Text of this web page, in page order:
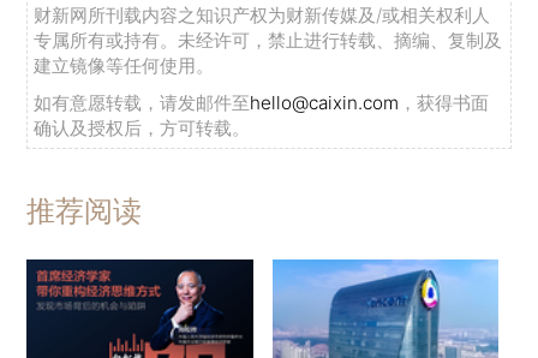
财新网所刊载内容之知识产权为财新传媒及/或相关权利人
专属所有或持有。未经许可，禁止进行转载、摘编、复制及
建立镜像等任何使用。
如有意愿转载，请发邮件至hello@caixin.com ，获得书面
确认及授权后，方可转载。
推荐阅读